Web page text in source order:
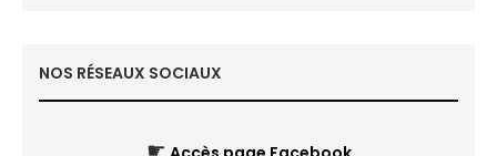
NOS RÉSEAUX SOCIAUX